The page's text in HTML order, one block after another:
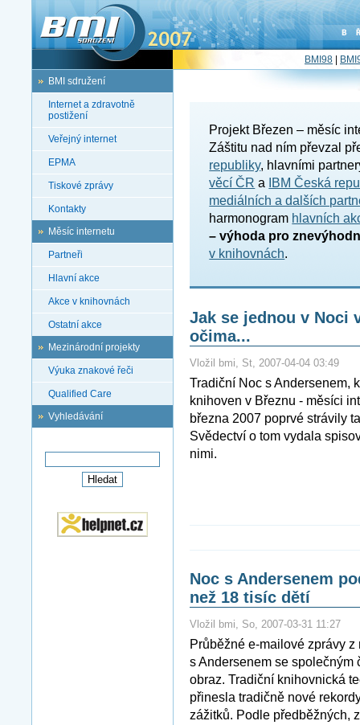
BMI98
BMI sdružení
Internet a zdravotně
postižení
Veřejný internet
EPMA
Tiskové zprávy
Kontakty
Měsíc internetu
Partneři
Hlavní akce
Akce v knihovnách
Ostatní akce
Mezinárodní projekty
Výuka znakové řeči
Qualified Care
Vyhledávání
Projekt Březen – měsíc
Záštitu nad ním převzal
republiky, hlavními
věcí ČR a
IBM Česká
mediálních a dalších
harmonogram hlavních
– výhoda pro
v knihovnách.
Jak se jednou v Noci
očima...
Vložil bmi, St, 2007-04-04 03:49
Tradiční Noc s Andersenem,
knihoven v Březnu - měsíci
března 2007 poprvé strávily
Svědectví o tom vydala
nimi.
Noc s Andersenem
než 18 tisíc dětí
Vložil bmi, So, 2007-03-31 11:27
Průběžné e-mailové zprávy
s Andersenem se společným
obraz. Tradiční knihovnická
přinesla tradičně nové
zážitků. Podle předběžných,